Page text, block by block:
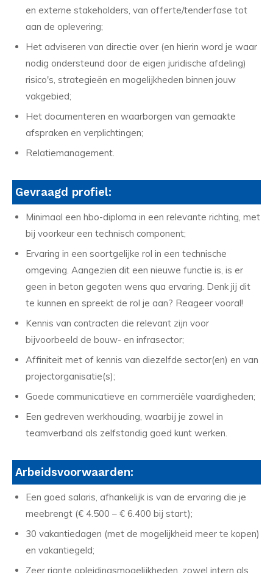
en externe stakeholders, van offerte/tenderfase tot
aan de oplevering;
Het adviseren van directie over (en hierin word je waar
nodig ondersteund door de eigen juridische afdeling)
risico's, strategieën en mogelijkheden binnen jouw
vakgebied;
Het documenteren en waarborgen van gemaakte
afspraken en verplichtingen;
Relatiemanagement.
Gevraagd profiel:
Minimaal een hbo-diploma in een relevante richting, met
bij voorkeur een technisch component;
Ervaring in een soortgelijke rol in een technische
omgeving. Aangezien dit een nieuwe functie is, is er
geen in beton gegoten wens qua ervaring. Denk jij dit
te kunnen en spreekt de rol je aan? Reageer vooral!
Kennis van contracten die relevant zijn voor
bijvoorbeeld de bouw- en infrasector;
Affiniteit met of kennis van diezelfde sector(en) en van
projectorganisatie(s);
Goede communicatieve en commerciële vaardigheden;
Een gedreven werkhouding, waarbij je zowel in
teamverband als zelfstandig goed kunt werken.
Arbeidsvoorwaarden:
Een goed salaris, afhankelijk is van de ervaring die je
meebrengt (€ 4.500 – € 6.400 bij start);
30 vakantiedagen (met de mogelijkheid meer te kopen)
en vakantiegeld;
Zeer riante opleidingsmogelijkheden, zowel intern als